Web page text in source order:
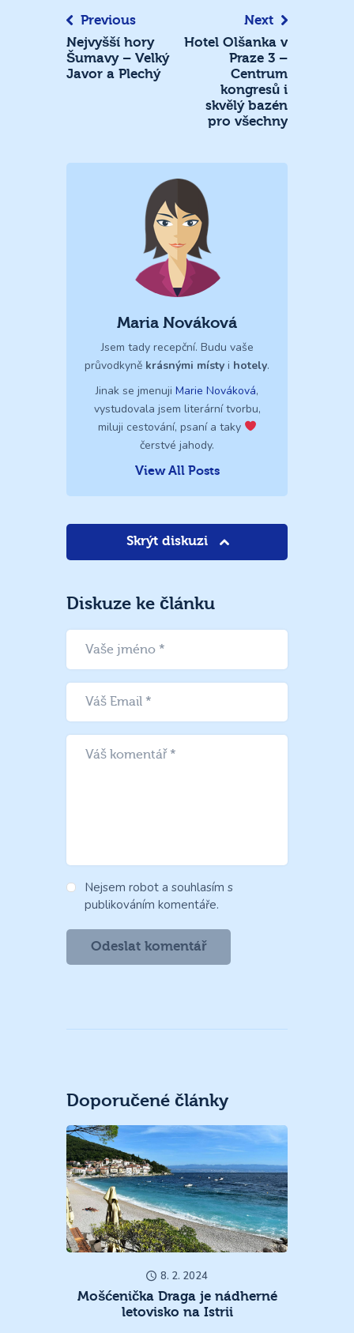
Previous
Nejvyšší hory
Šumavy – Velký
Javor a Plechý
Next
Hotel Olšanka v
Praze 3 –
Centrum
kongresů i
skvělý bazén
pro všechny
Maria Nováková
Jsem tady recepční. Budu vaše
průvodkyně krásnými místy i hotely.
Jinak se jmenuji Marie Nováková,
vystudovala jsem literární tvorbu,
miluji cestování, psaní a taky
čerstvé jahody.
View All Posts
Skrýt diskuzi
Diskuze ke článku
Nejsem robot a souhlasím s
publikováním komentáře.
Doporučené články
8. 2. 2024
Mošćenička Draga je nádherné
letovisko na Istrii